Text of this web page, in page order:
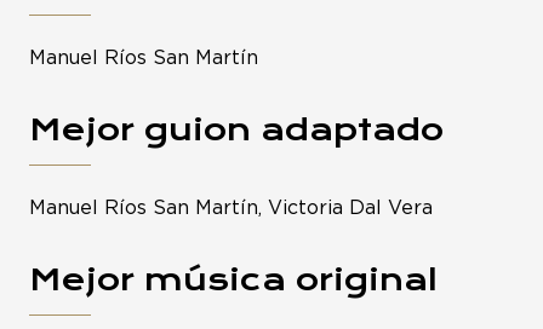
Manuel Ríos San Martín
Mejor guion adaptado
Manuel Ríos San Martín, Victoria Dal Vera
Mejor música original